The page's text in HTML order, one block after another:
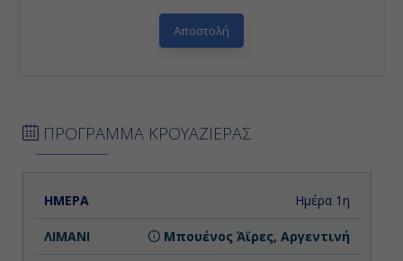
ΠΡΟΓΡΑΜΜΑ ΚΡΟΥΑΖΙΕΡΑΣ
ΗΜΕΡΑ ΑΝΑΧΩΡΗΣΗ
Ημέρα 1η
Μπουένος Άϊρες, Αργεντινή